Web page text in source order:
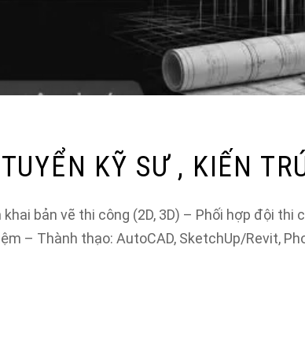
KỸ SƯ , KIẾN
bản vẽ thi công (2D, 3D) – Phối hợp đội
– Thành thạo: AutoCAD, SketchUp/Revit,